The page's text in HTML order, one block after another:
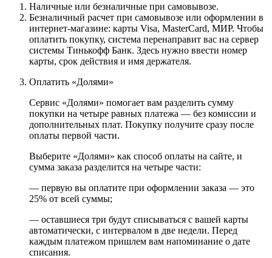
Наличные или безналичные при самовывозе.
Безналичный расчет при самовывозе или оформлении в
интернет-магазине: карты Visa, MasterCard, МИР. Чтобы
оплатить покупку, система перенаправит вас на сервер
системы Тинькофф Банк. Здесь нужно ввести номер
карты, срок действия и имя держателя.
Оплатить «Долями»
Сервис «Долями» помогает вам разделить сумму
покупки на четыре равных платежа — без комиссии и
дополнительных плат. Покупку получите сразу после
оплаты первой части.
Выберите «Долями» как способ оплаты на сайте, и
сумма заказа разделится на четыре части:
— первую вы оплатите при оформлении заказа — это
25% от всей суммы;
— оставшиеся три будут списываться с вашей карты
автоматически, с интервалом в две недели. Перед
каждым платежом пришлем вам напоминание о дате
списания.